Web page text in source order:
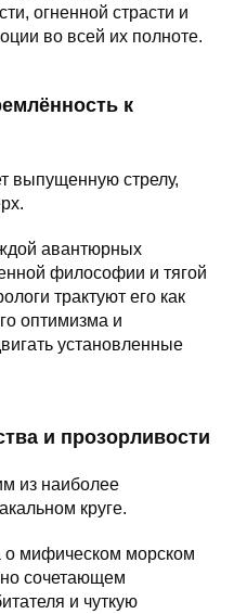
огненной страсти и
во всей их полноте.
к
выпущенную стрелу,
авантюрных
философии и тягой
трактуют его как
оптимизма и
установленные
и прозорливости
из наиболее
круге.
о мифическом морском
сочетающем
и чуткую